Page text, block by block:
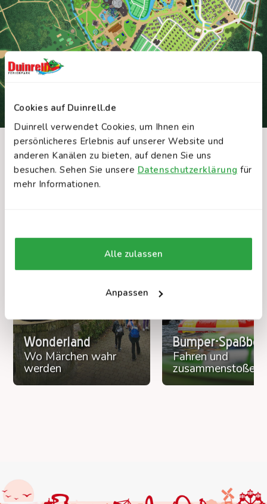
Cookies auf Duinrell.de
Duinrell verwendet Cookies, um Ihnen ein
persönlicheres Erlebnis auf unserer Website und
anderen Kanälen zu bieten, auf denen Sie uns
besuchen. Sehen Sie unsere Datenschutzerklärung für
mehr Informationen.
Alle zulassen
Anpassen
INTERAKTIVE KARTE
Entdecken Sie Duinrell
Diese Attraktionen gefallen dir auch
Wonderland
Wo Märchen wahr
werden
Bumper-
Fahren und
zusammenstoßen